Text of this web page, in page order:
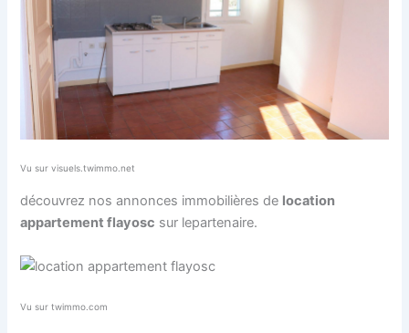
Vu sur visuels.twimmo.net
découvrez nos annonces immobilières de location
appartement flayosc sur lepartenaire.
Vu sur twimmo.com